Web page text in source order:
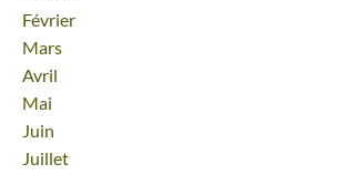
Février
Mars
Avril
Mai
Juin
Juillet